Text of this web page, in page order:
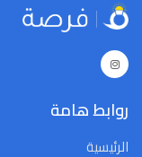
روابط هامة
الرئيسية